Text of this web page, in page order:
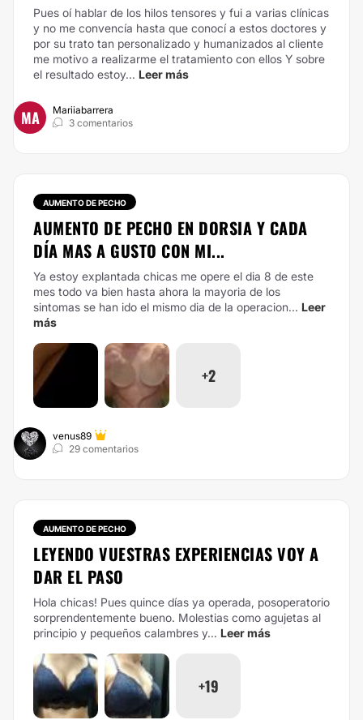
Pues oí hablar de los hilos tensores y fui a varias clínicas
y no me convencía hasta que conocí a estos doctores y
por su trato tan personalizado y humanizados al cliente
me motivo a realizarme el tratamiento con ellos Y sobre
el resultado estoy... Leer más
MA
Mariiabarrera
3 comentarios
AUMENTO DE PECHO
AUMENTO DE PECHO EN DORSIA Y CADA
DÍA MAS A GUSTO CON MI...
Ya estoy explantada chicas me opere el dia 8 de este
mes todo va bien hasta ahora la mayoria de los
sintomas se han ido el mismo dia de la operacion... Leer
más
+2
venus89
29 comentarios
AUMENTO DE PECHO
LEYENDO VUESTRAS EXPERIENCIAS VOY A
DAR EL PASO
Hola chicas! Pues quince días ya operada, posoperatorio
sorprendentemente bueno. Molestias como agujetas al
principio y pequeños calambres y... Leer más
+19